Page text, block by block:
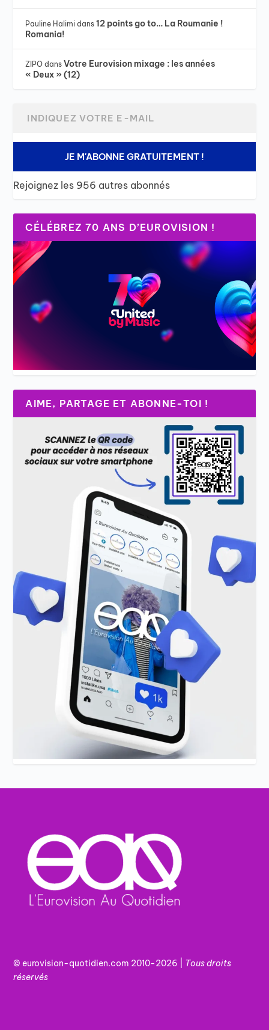
Pauline Halimi dans12 points go to… La Roumanie !
Romania!
ZIPO dansVotre Eurovision mixage : les années
« Deux » (12)
JE M'ABONNE GRATUITEMENT !
Rejoignez les 956 autres abonnés
CÉLÉBREZ 70 ANS D’EUROVISION !
AIME, PARTAGE ET ABONNE-TOI !
© eurovision-quotidien.com 2010-2026 | Tousdroits
réservés